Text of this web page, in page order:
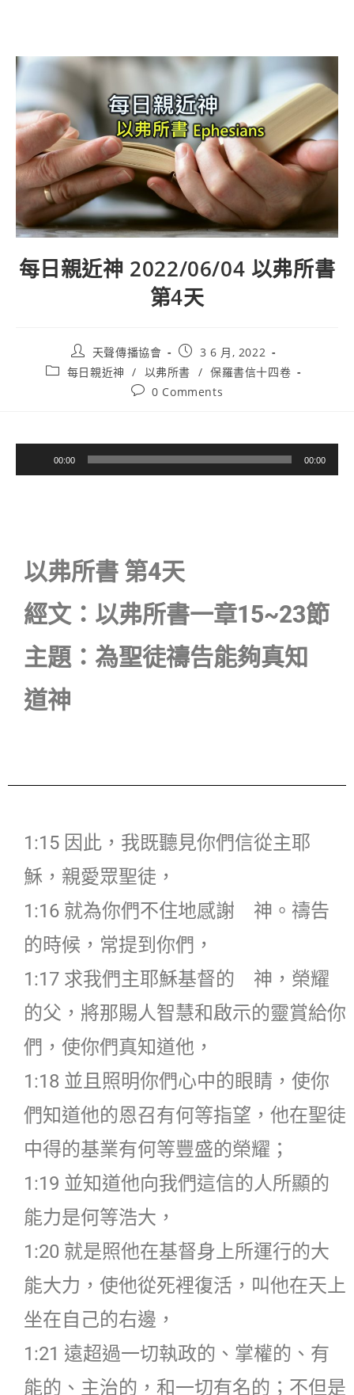
每日親近神 2022/06/04 以弗所書
第4天
天聲傳播協會
3 6 月, 2022
每日親近神
/ 以弗所書 / 保羅書信十四卷
0 Comments
訊
00:00 00:00
以弗所書 第4天
經文：以弗所書一章15~23節
主題：為聖徒禱告能夠真知
道神
1:15 因此，我既聽見你們信從主耶
穌，親愛眾聖徒，
1:16 就為你們不住地感謝 神。禱告
的時候，常提到你們，
1:17 求我們主耶穌基督的 神，榮耀
的父，將那賜人智慧和啟示的靈賞給你
們，使你們真知道他，
1:18 並且照明你們心中的眼睛，使你
們知道他的恩召有何等指望，他在聖徒
中得的基業有何等豐盛的榮耀；
1:19 並知道他向我們這信的人所顯的
能力是何等浩大，
1:20 就是照他在基督身上所運行的大
能大力，使他從死裡復活，叫他在天上
坐在自己的右邊，
1:21 遠超過一切執政的、掌權的、有
能的、主治的，和一切有名的；不但是